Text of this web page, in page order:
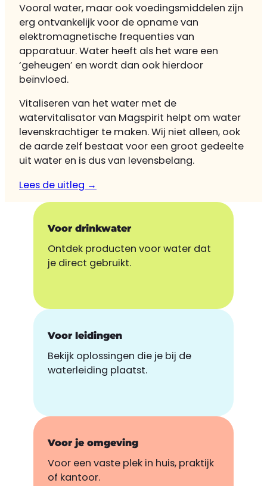
Vooral water, maar ook voedingsmiddelen zijn
erg ontvankelijk voor de opname van
elektromagnetische frequenties van
apparatuur. Water heeft als het ware een
‘geheugen’ en wordt dan ook hierdoor
beïnvloed.
Vitaliseren van het water met de
watervitalisator van Magspirit helpt om water
levenskrachtiger te maken. Wij niet alleen, ook
de aarde zelf bestaat voor een groot gedeelte
uit water en is dus van levensbelang.
Lees de uitleg →
Voor drinkwater
Ontdek producten voor water dat
je direct gebruikt.
Voor leidingen
Bekijk oplossingen die je bij de
waterleiding plaatst.
Voor je omgeving
Voor een vaste plek in huis, praktijk
of kantoor.